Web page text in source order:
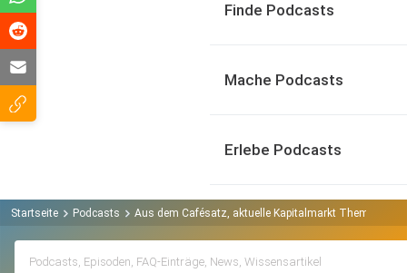
Finde Podcasts
Mache Podcasts
Erlebe Podcasts
Startseite Podcasts Aus dem Cafésatz, aktuelle Kapitalmarkt Themen